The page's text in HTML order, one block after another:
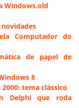
Windows.old
novidades
Computador do
de papel de
8
tema clássico
Delphi que roda